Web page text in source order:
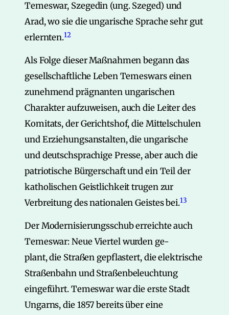
Temeswar, Szegedin (ung. Szeged) und
Arad, wo sie die ungarische Sprache sehr gut
erlernten.12
Als Folge dieser Maßnahmen begann das
gesellschaftliche Leben Temeswars einen
zunehmend prägnanten ungarischen
Charakter aufzuweisen, auch die Leiter des
Komitats, der Gerichtshof, die Mittelschulen
und Erziehungsanstalten, die ungarische
und deutschsprachige Presse, aber auch die
patriotische Bürgerschaft und ein Teil der
katholischen Geistlichkeit trugen zur
Verbreitung des nationalen Geistes bei.13
Der Modernisierungsschub erreichte auch
Temeswar: Neue Viertel wurden ge-
plant, die Straßen gepflastert, die elektrische
Straßenbahn und Straßenbeleuchtung
eingeführt. Temeswar war die erste Stadt
Ungarns, die 1857 bereits über eine